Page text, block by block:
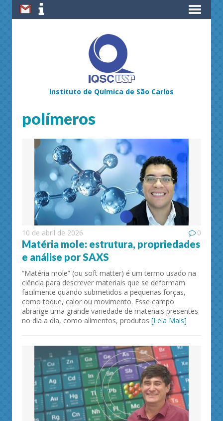
Instituto de Química de São Carlos
polímeros
10 de abril de 2026 0
Matéria mole: estrutura, propriedades
e análise por SAXS
“Matéria mole” (ou soft matter) é um termo usado na
ciência para descrever materiais que se deformam
facilmente quando submetidos a pequenas forças,
como toque, calor ou movimento. Esse campo
abrange uma grande variedade de materiais presentes
no dia a dia, como alimentos, produtos [Leia Mais]